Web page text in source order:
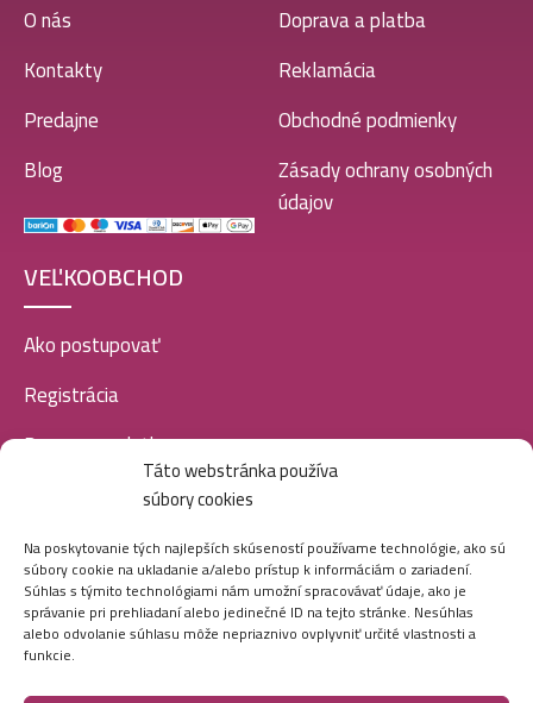
Táto webstránka používa
súbory cookies
Na poskytovanie tých najlepších skúseností používame technológie, ako sú
súbory cookie na ukladanie a/alebo prístup k informáciám o zariadení.
Súhlas s týmito technológiami nám umožní spracovávať údaje, ako je
správanie pri prehliadaní alebo jedinečné ID na tejto stránke. Nesúhlas
alebo odvolanie súhlasu môže nepriaznivo ovplyvniť určité vlastnosti a
funkcie.
O nás
Kontakty
Predajne
Blog
Doprava a platba
Reklamácia
Obchodné podmienky
Zásady ochrany osobných
údajov
VEĽKOOBCHOD
Ako postupovať
Registrácia
Doprava a platba
SOCIÁLNE SIETE